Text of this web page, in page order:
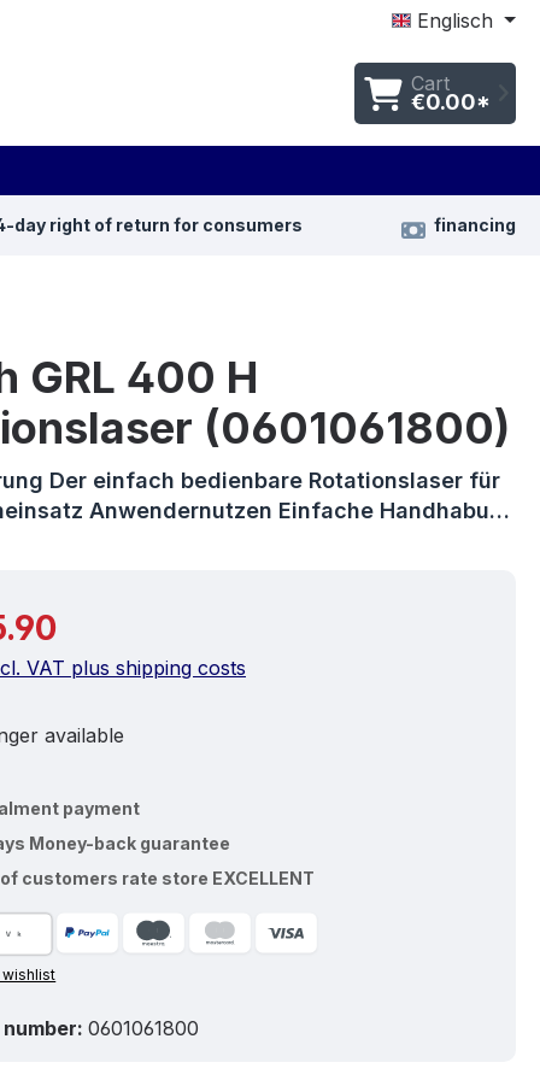
Englisch
Cart
€0.00*
day right of return for consumers financing
GRL 400 H
(0601061800)
Der einfach bedienbare Rotationslaser für
Anwendernutzen Einfache Handhabu…
VAT plus shipping costs
available
payment
Money-back guarantee
customers rate store EXCELLENT
0601061800